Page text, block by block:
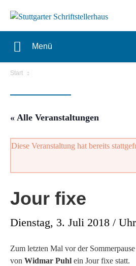
Menü
Start
« Alle Veranstaltungen
Diese Veranstaltung hat bereits
Jour fixe
Dienstag, 3. Juli 2018 /
Zum letzten Mal vor der
von Widmar Puhl ein Jour fixe statt.